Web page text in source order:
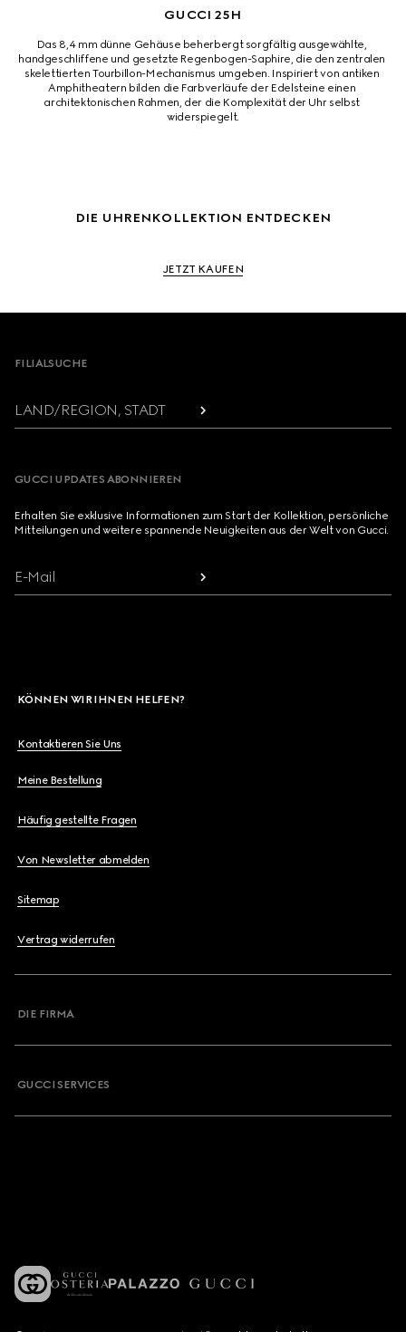
GUCCI 25H
Das 8,4 mm dünne Gehäuse beherbergt sorgfältig ausgewählte,
handgeschliffene und gesetzte Regenbogen-Saphire, die den zentralen
skelettierten Tourbillon-Mechanismus umgeben. Inspiriert von antiken
Amphitheatern bilden die Farbverläufe der Edelsteine einen
architektonischen Rahmen, der die Komplexität der Uhr selbst
widerspiegelt.
DIE UHRENKOLLEKTION ENTDECKEN
JETZT KAUFEN
FILIALSUCHE
LAND/REGION, STADT
GUCCI UPDATES ABONNIEREN
Erhalten Sie exklusive Informationen zum Start der Kollektion, persönliche
Mitteilungen und weitere spannende Neuigkeiten aus der Welt von Gucci.
E-Mail
KÖNNEN WIR IHNEN HELFEN?
Kontaktieren Sie Uns
Meine Bestellung
Häufig gestellte Fragen
Von Newsletter abmelden
Sitemap
Vertrag widerrufen
DIE FIRMA
GUCCI SERVICES